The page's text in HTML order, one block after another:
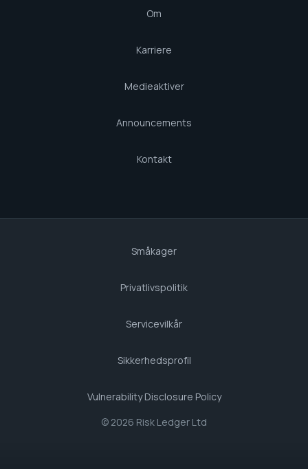
Om
Karriere
Medieaktiver
Announcements
Kontakt
© 2026 Risk Ledger Ltd
Småkager
Privatlivspolitik
Servicevilkår
Sikkerhedsprofil
Vulnerability Disclosure Policy